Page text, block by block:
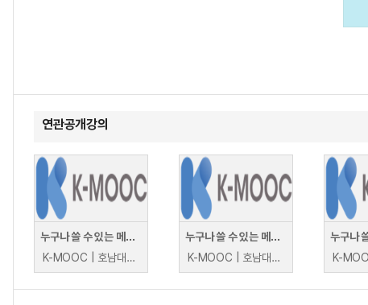
연관공개강의
누구나 쓸 수 있는 메타버스(Metaverse that anyone can use)
K-MOOC | 호남대학교 장윤경, 이문영, 이성아
누구나 쓸 수 있는 메타버스(Metaverse that anyone can use)
K-MOOC | 호남대학교 장윤경, 이문영, 이성아